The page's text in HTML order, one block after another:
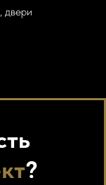
двери
?